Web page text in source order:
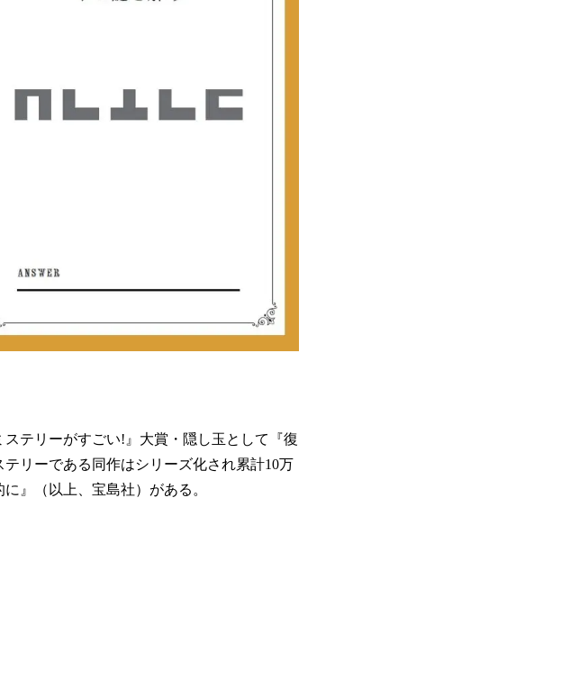
テリーがすごい!』大賞・隠し玉として『復
リーである同作はシリーズ化され累計10万
』（以上、宝島社）がある。